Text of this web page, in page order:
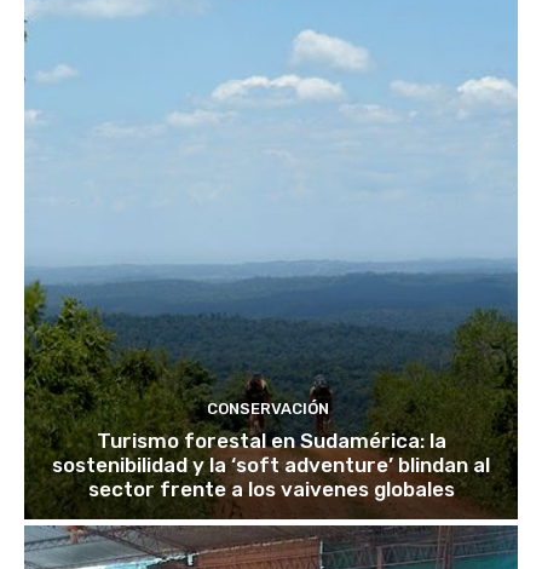
CONSERVACIÓN
Turismo forestal en Sudamérica: la
sostenibilidad y la ‘soft adventure’ blindan al
sector frente a los vaivenes globales